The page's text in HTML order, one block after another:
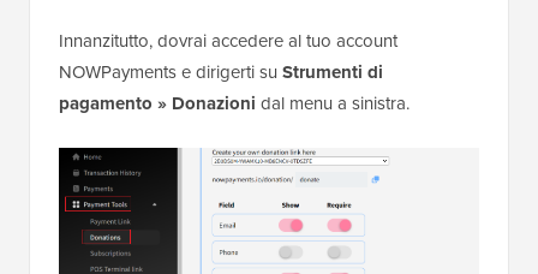
Innanzitutto, dovrai accedere al tuo account
NOWPayments e dirigerti su Strumenti di
pagamento » Donazioni dal menu a sinistra.